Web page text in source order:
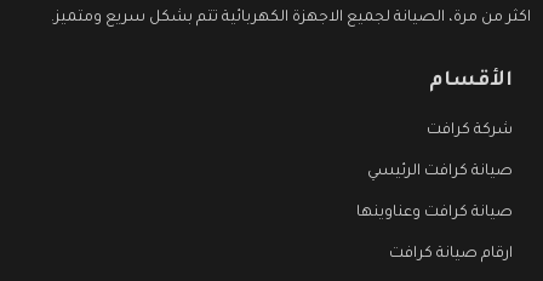
اكثر من مرة، الصيانة لجميع الاجهزة الكهربائية تتم بشكل سريع ومتميز.
الأقسام
شركة كرافت
صيانة كرافت الرئيسي
صيانة كرافت وعناوينها
ارقام صيانة كرافت